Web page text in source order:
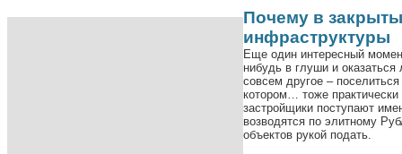
Почему в
инфраструктуры
Еще один интересный
нибудь в глуши и
совсем другое –
котором… тоже
застройщики поступают
возводятся по элитному
объектов рукой подать.